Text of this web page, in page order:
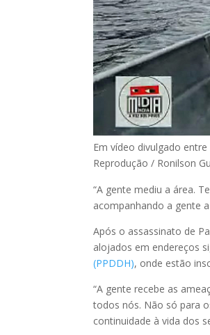
Em vídeo divulgado
Reprodução / Ronilson
“A gente mediu a área.
acompanhando a gente
Após o assassinato de
alojados em endereços
(PPDDH), onde estão
“A gente recebe as
todos nós. Não só para
continuidade à vida dos